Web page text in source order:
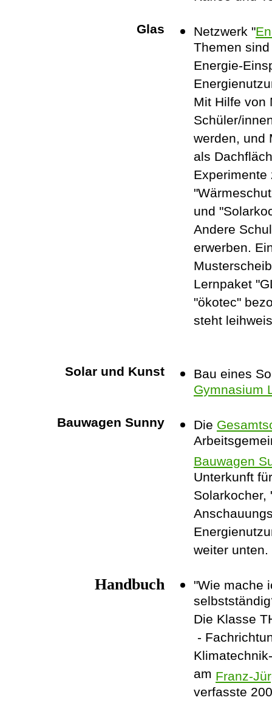
Glas Netzwerk "
Themen
Energie-
Mit Hilfe von
Schüler/
werden, und
als
und
Andere
erwerben.
Lernpaket
"ökotec"
steht
Solar und Kunst Bau eines
Gymnasium
Bauwagen Sunny Die
Bauwagen
Unterkunft
Solarkocher,
weiter unten.
Handbuch
"Wie mache
Die Klasse
-
Klimatechnik-
am Franz-
verfasste